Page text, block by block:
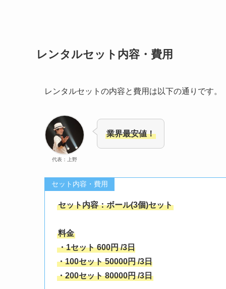
レンタルセット内容・費用
レンタルセットの内容と費用は以下の通りです。
代表：上野
業界最安値！
セット内容・費用
セット内容：ボール(3個)セット
料金
・1セット 600円 /3日
・100セット 50000円 /3日
・200セット 80000円 /3日